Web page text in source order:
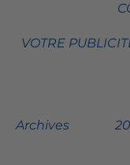
VOTRE
Archives